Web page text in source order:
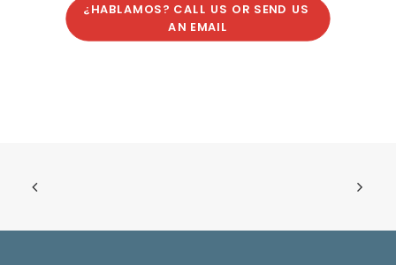
¿HABLAMOS? CALL US OR SEND US
AN EMAIL